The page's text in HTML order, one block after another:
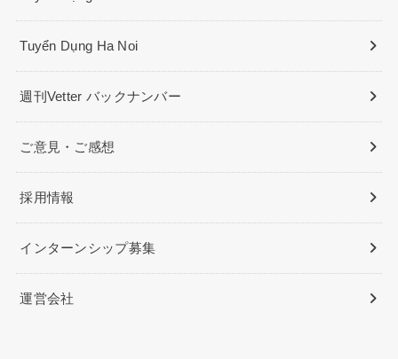
Tuyển Dụng Ha Noi
週刊Vetter バックナンバー
ご意見・ご感想
採用情報
インターンシップ募集
運営会社